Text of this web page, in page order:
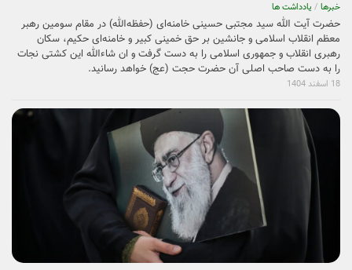
خبرها / یادداشت ها
حضرت آیت الله سید مجتبی حسینی خامنه‌ای (حفظه‌الله) در مقام سومین رهبر
معظم انقلاب اسلامی و جانشین بر حق خمینی کبیر و خامنه‌ای حکیم، سکان
رهبری انقلاب و جمهوری اسلامی را به دست گرفت و ان شاءالله این کشتی نجات
را به دست صاحب اصلی آن حضرت حجت (عج) خواهد رسانید.
18 اسفند 1404